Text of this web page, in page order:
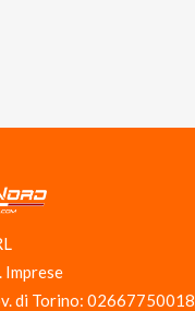
Imprese
di Torino: 02667750018